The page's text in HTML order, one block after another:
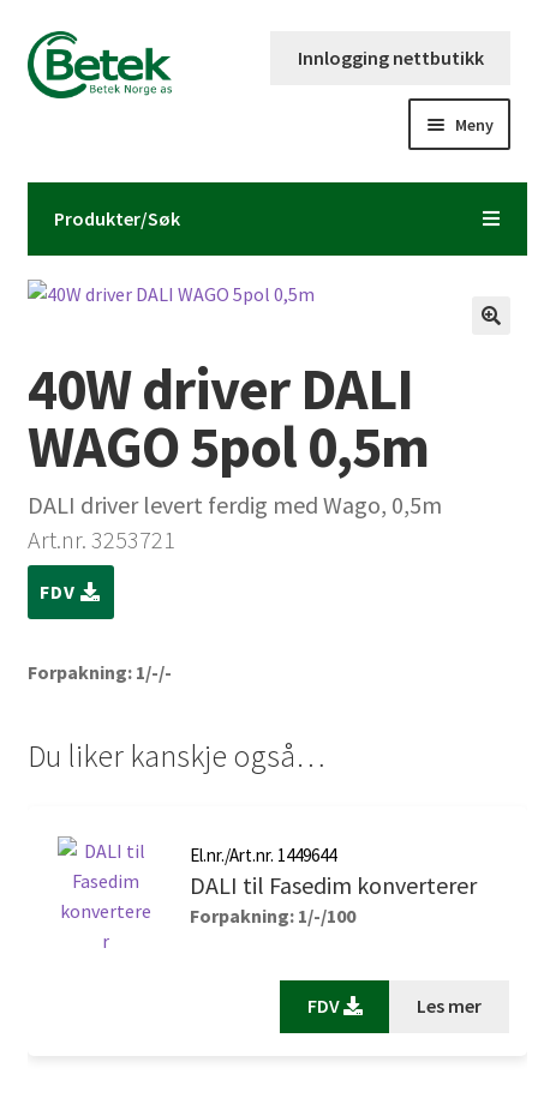
Hopp
til
navigasjon
Hopp
til
innhold
Innlogging nettbutikk
Meny
Forsiden
Kontaktinformasjon
Om Betek Norge AS
Volumpriser
40W driver DALI
WAGO 5pol 0,5m
DALI driver levert ferdig med Wago, 0,5m
Art.nr. 3253721
FDV
Forpakning: 1/-/-
Du liker kanskje også…
El.nr./Art.nr. 1449644
DALI til Fasedim konverterer
Forpakning: 1/-/100
FDV Les mer
Produkter/Søk